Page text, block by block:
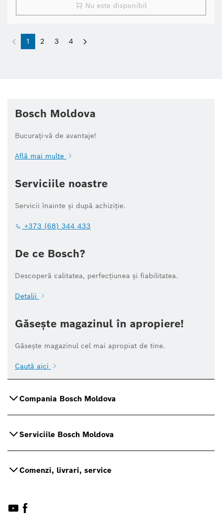
Nu este disponibil
1 2 3 4
Bosch Moldova
Bucurați-vă de avantaje!
Află mai multe
Serviciile noastre
Servicii înainte și după achiziție.
+373 (68) 344 433
De ce Bosch?
Descoperă calitatea, perfecțiunea și fiabilitatea.
Detalii
Găsește magazinul în apropiere!
Găsește magazinul cel mai apropiat de tine.
Caută aici
Compania Bosch Moldova
Serviciile Bosch Moldova
Comenzi, livrari, service